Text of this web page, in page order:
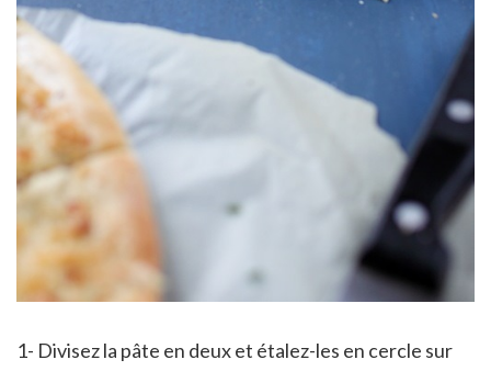
1- Divisez la pâte en deux et étalez-les en cercle sur